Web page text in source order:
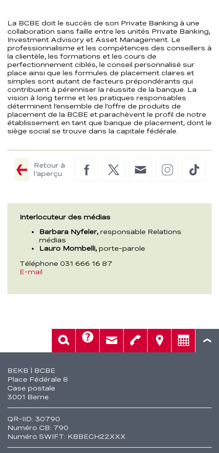
Interlocuteur des médias
Barbara Nyfeler, responsable Relations
médias
Lauro Mombelli, porte-parole
Téléphone 031 666 16 87
E-mail
La BCBE doit le succès de son Private Banking à une
collaboration sans faille entre les unités Private Banking,
Investment Advisory et Asset Management. Le
professionnalisme et les compétences des conseillers à
la clientèle, les formations et les cours de
perfectionnement ciblés, le conseil personnalisé sur
place ainsi que les formules de placement claires et
simples sont autant de facteurs prépondérants qui
contribuent à pérenniser la réussite de la banque. La
vision à long terme et les pratiques responsables
déterminent l’ensemble de l’offre de produits de
placement de la BCBE et parachèvent le profil de notre
établissement en tant que banque de placement, dont le
siège social se trouve dans la capitale fédérale.
Retour à
l'aperçu
FacebookTwitter
E-
Instagram
Fusszeile
BEKB | BCBE
Place Fédérale 8
Case postale
3001 Berne
QR-IID: 30790
Numéro CB: 790
Numéro SWIFT: KBBECH22XXX